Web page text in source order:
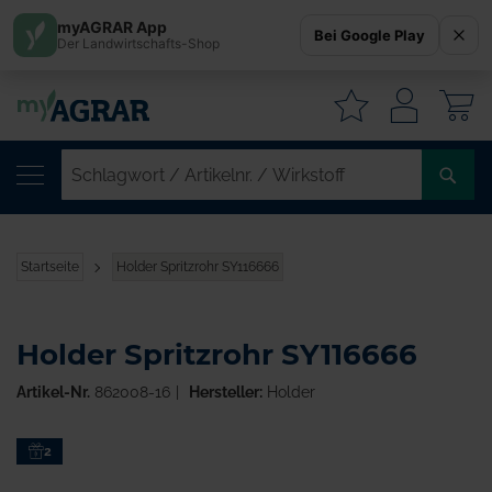
Startseite Holder Spritzrohr SY116666
Zum2
Holder Spritzrohr SY116666
Artikel-Nr. 862008-16 Hersteller:Holder
myAGRAR App
Der Landwirtschafts-Shop Bei Google Play